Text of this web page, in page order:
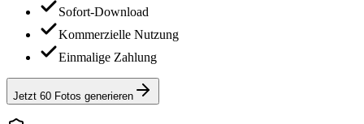
Sofort-Download
Kommerzielle Nutzung
Einmalige Zahlung
Jetzt 60 Fotos generieren